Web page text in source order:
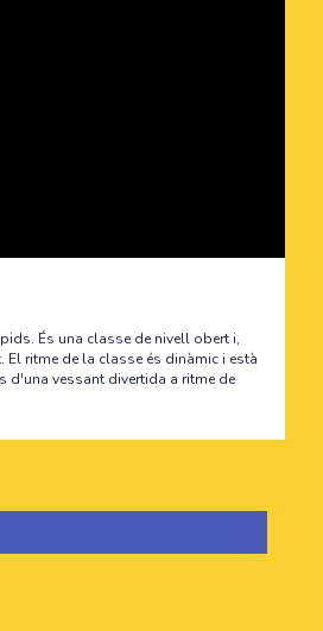
És una classe de nivell obert i,
ritme de la classe és dinàmic i està
d'una vessant divertida a ritme de